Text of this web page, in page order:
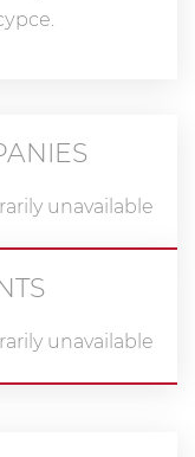
unavailable
unavailable